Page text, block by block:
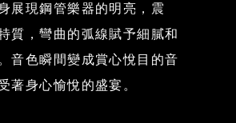
展現鋼管樂器的明亮，震
質，彎曲的弧線賦予細膩和
音色瞬間變成賞心悅目的音
著身心愉悅的盛宴。